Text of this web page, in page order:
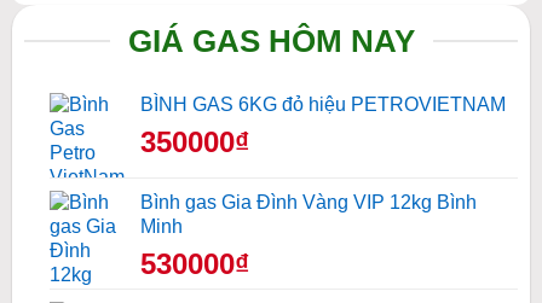
GIÁ GAS HÔM NAY
BÌNH GAS 6KG đỏ hiệu PETROVIETNAM
350000₫
Bình gas Gia Đình Vàng VIP 12kg Bình
Minh
530000₫